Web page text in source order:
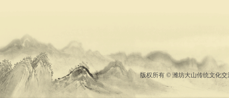
版权所有 © 潍坊大山传统文化交